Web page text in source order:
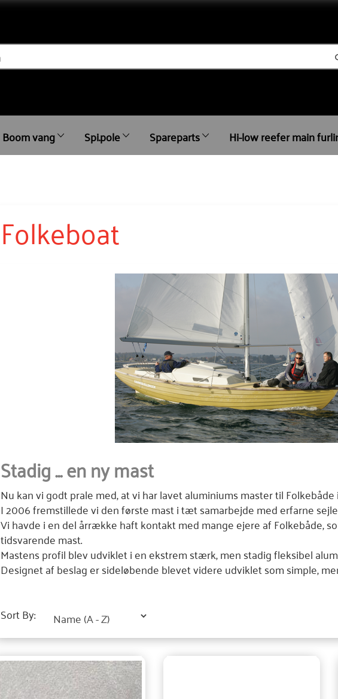
Boom vang Spi.pole Spareparts Hi-low reefer main
Folkeboat
Stadig ...en ny mast
Nu kan vi godt prale med, at vi har lavet aluminiums master til Folkebåde
I 2006 fremstillede vi den første mast i tæt samarbejde med erfarne
Vi havde i en del årrække haft kontakt med mange ejere af Folkebåde,
tidsvarende mast.
Mastens profil blev udviklet i en ekstrem stærk, men stadig fleksibel
Designet af beslag er sideløbende blevet videre udviklet som simple,
Sort By: